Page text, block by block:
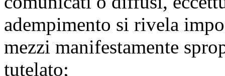
adempimento si rivela
mezzi manifestamente
tutelato;